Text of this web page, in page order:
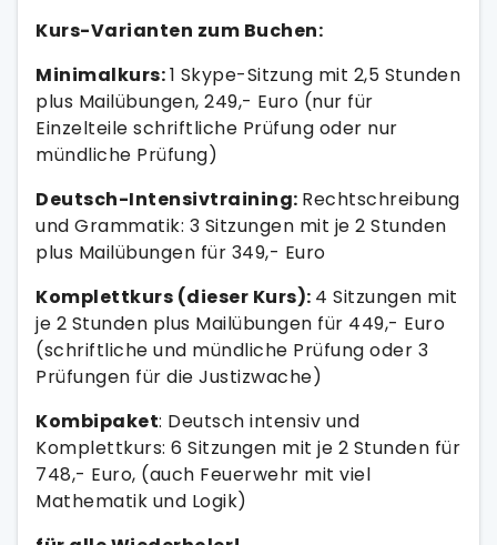
Kurs-Varianten zum Buchen:
Minimalkurs:1 Skype-Sitzung mit 2,5 Stunden
plus Mailübungen, 249,- Euro (nur für
Einzelteile schriftliche Prüfung oder nur
mündliche Prüfung)
Deutsch-Intensivtraining: Rechtschreibung
und Grammatik: 3 Sitzungen mit je 2 Stunden
plus Mailübungen für 349,- Euro
Komplettkurs (dieser Kurs): 4 Sitzungen mit
je 2 Stunden plus Mailübungen für 449,- Euro
(schriftliche und mündliche Prüfung oder 3
Prüfungen für die Justizwache)
Kombipaket: Deutsch intensiv und
Komplettkurs: 6 Sitzungen mit je 2 Stunden für
748,- Euro, (auch Feuerwehr mit viel
Mathematik und Logik)